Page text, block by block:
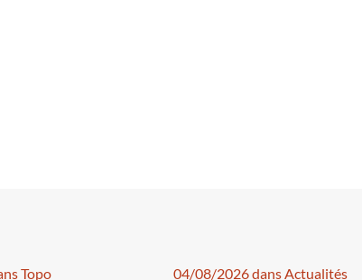
Topo 04/08/2026 dans Actualités